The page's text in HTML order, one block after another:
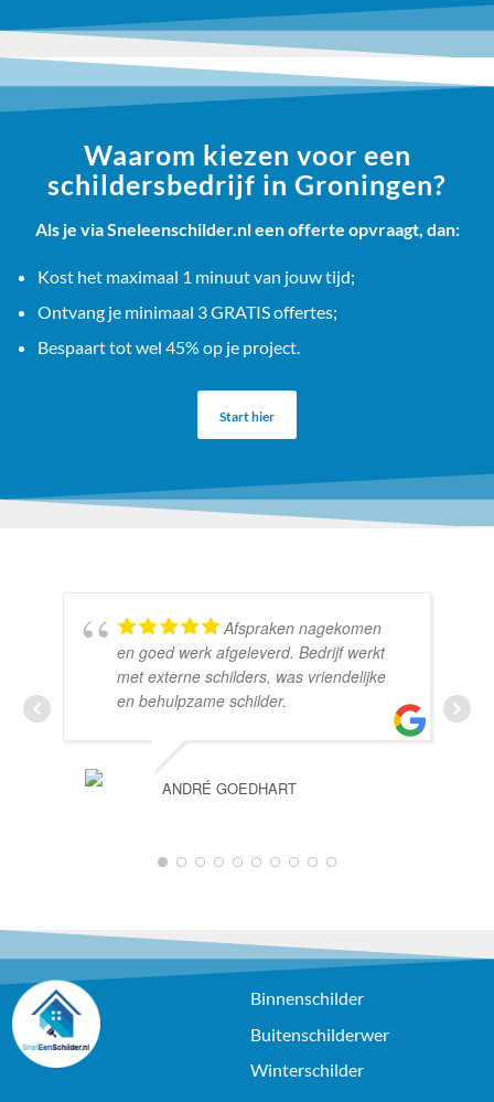
Waarom kiezen voor een
schildersbedrijf in Groningen?
Als je via Sneleenschilder.nl een offerte opvraagt, dan:
Kost het maximaal 1 minuut van jouw tijd;
Ontvang je minimaal 3 GRATIS offertes;
Bespaart tot wel 45% op je project.
Start hier
Afspraken nagekomen
en goed werk afgeleverd. Bedrijf werkt
met externe schilders, was vriendelijke
en behulpzame schilder.
ANDRÉ GOEDHART
1 2 3 4 5 6 7 8 9 10
Binnenschilder
Buitenschilderwer
Winterschilder